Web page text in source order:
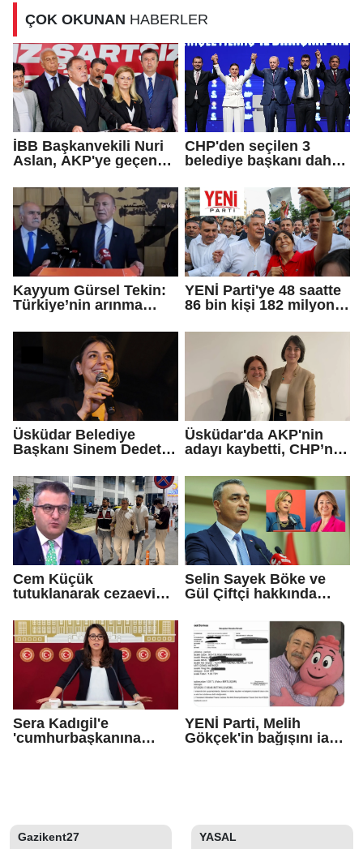
ÇOK OKUNAN HABERLER
İBB Başkanvekili Nuri
Aslan, AKP'ye geçen
iddialarına yanıt verdi
CHP'den seçilen 3
belediye başkanı daha
Kayyum Gürsel Tekin:
Türkiye’nin arınma
geldiniz...
YENİ Parti'ye 48 saatte
86 bin kişi 182 milyon
Üsküdar Belediye
Başkanı Sinem Dedetaş
Üsküdar'da AKP'nin
adayı kaybetti, CHP’nin
Çetinkaya Başkan
Vekili seçildi
Cem Küçük
tutuklanarak cezaevine
Selin Sayek Böke ve
Gül Çiftçi hakkında
başlatılacak
Sera Kadıgil'e
'cumhurbaşkanına
YENİ Parti, Melih
Gökçek'in bağışını iade
Gazikent27 YASAL